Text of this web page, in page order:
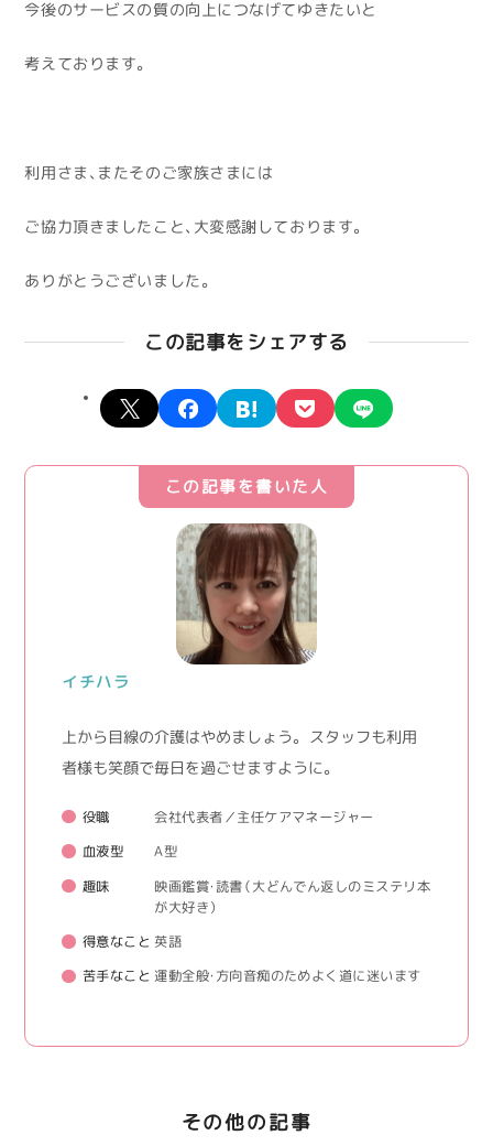
今後のサービスの質の向上につなげてゆきたいと
考えております。
利用さま、またそのご家族さまには
ご協力頂きましたこと、大変感謝しております。
ありがとうございました。
この記事をシェアする
X facebookhatena pocket
この記事を書いた人
イチハラ
上から目線の介護はやめましょう。 スタッフも利用
者様も笑顔で毎日を過ごせますように。
役職 会社代表者／主任ケアマネージャー
血液型 A型
趣味
映画鑑賞・読書（大どんでん返しのミステリ本
が大好き）
得意なこと 英語
苦手なこと 運動全般・方向音痴のためよく道に迷います
その他の記事